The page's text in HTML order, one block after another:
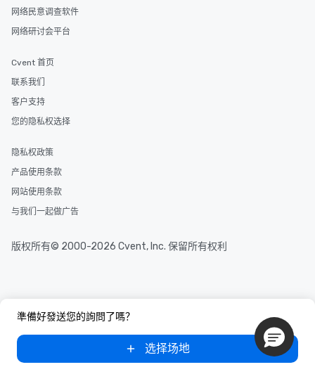
準備好發送您的詢問了嗎？
选择场地
网络民意调查软件
网络研讨会平台
Cvent 首页
联系我们
客户支持
您的隐私权选择
隐私权政策
产品使用条款
网站使用条款
与我们一起做广告
版权所有© 2000-2026 Cvent, Inc. 保留所有权利